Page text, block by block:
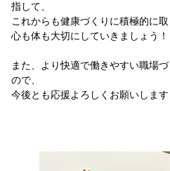
指して、
これからも健康づくりに積極的に
心も体も大切にしていきましょう！
また、より快適で働きやすい職場
ので、
今後とも応援よろしくお願いしま